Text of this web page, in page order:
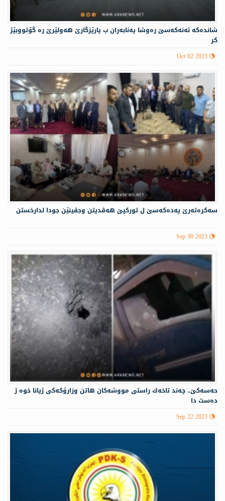
شانده‌كه‌ ئە‌نەكەسێ ره‌وشا په‌نابه‌ران ب پارێزگارێ هه‌ولێرێ ره‌ گۆتووبێژ
كر
Oct 02 2023
سەكرەتەرێ پەدەكەسێ ل توركیێ هەڤدیتن وجڤینێن جودا لدارخستن
Sep 30 2023
حه‌سه‌كێ.. چه‌ند تاخه‌ك راستی مووشه‌كان هاتن وزارۆكه‌كی ژیانا خوه‌ ژ
ده‌ست دا
Sep 22 2023